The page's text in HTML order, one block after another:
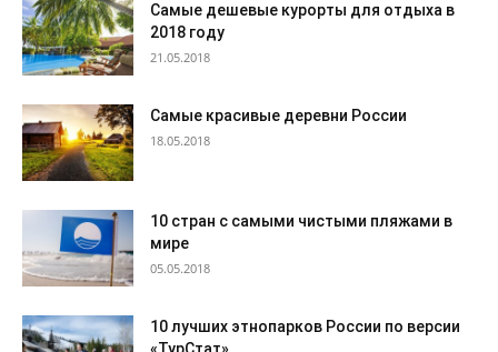
Самые дешевые курорты для отдыха в
2018 году
21.05.2018
Самые красивые деревни России
18.05.2018
10 стран с самыми чистыми пляжами в
мире
05.05.2018
10 лучших этнопарков России по версии